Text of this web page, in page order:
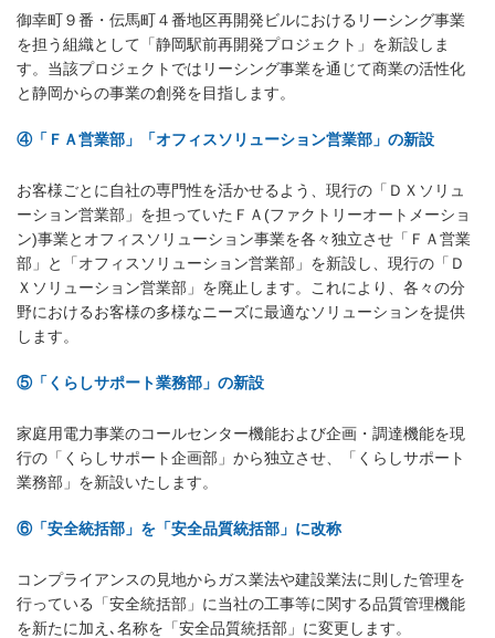
御幸町９番・伝馬町４番地区再開発ビルにおけるリーシング事業
を担う組織として「静岡駅前再開発プロジェクト」を新設しま
す。当該プロジェクトではリーシング事業を通じて商業の活性化
と静岡からの事業の創発を目指します。
④「ＦＡ営業部」「オフィスソリューション営業部」の新設
お客様ごとに自社の専門性を活かせるよう、現行の「ＤＸソリュ
ーション営業部」を担っていたＦＡ(ファクトリーオートメーショ
ン)事業とオフィスソリューション事業を各々独立させ「ＦＡ営業
部」と「オフィスソリューション営業部」を新設し、現行の「Ｄ
Ｘソリューション営業部」を廃止します。これにより、各々の分
野におけるお客様の多様なニーズに最適なソリューションを提供
します。
⑤「くらしサポート業務部」の新設
家庭用電力事業のコールセンター機能および企画・調達機能を現
行の「くらしサポート企画部」から独立させ、「くらしサポート
業務部」を新設いたします。
⑥「安全統括部」を「安全品質統括部」に改称
コンプライアンスの見地からガス業法や建設業法に則した管理を
行っている「安全統括部」に当社の工事等に関する品質管理機能
を新たに加え､名称を「安全品質統括部」に変更します。